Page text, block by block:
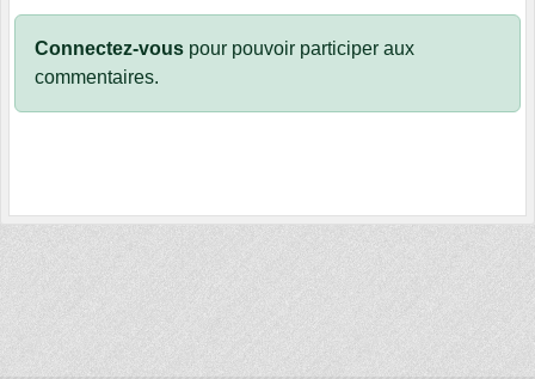
Connectez-vous pour pouvoir participer aux
commentaires.